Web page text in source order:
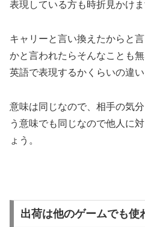
表現している方も時折見かけま
キャリーと言い換えたからと
かと言われたらそんなことも
英語で表現するかくらいの違い
意味は同じなので、相手の気
う意味でも同じなので他人に
ょう。
出荷は他のゲームでも使